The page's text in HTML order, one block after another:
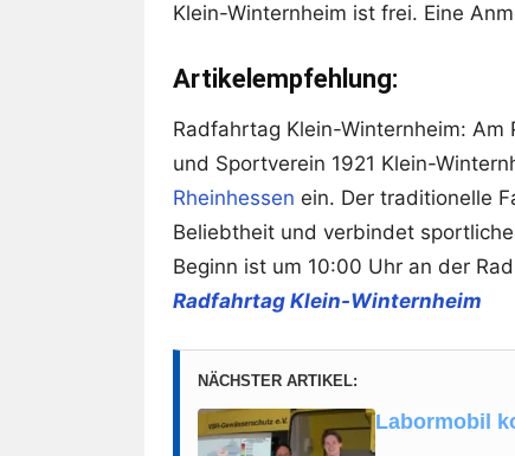
Klein-Winternheim ist frei. Eine
Artikelempfehlung:
Radfahrtag Klein-Winternheim:
und Sportverein 1921 Klein-
Rheinhessen ein. Der traditionelle
Beliebtheit und verbindet
Beginn ist um 10:00 Uhr an der
Radfahrtag Klein-Winternheim
NÄCHSTER ARTIKEL:
Labormobil